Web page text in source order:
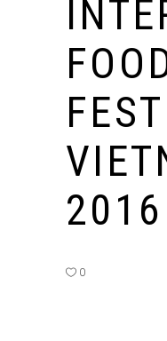
2016
0